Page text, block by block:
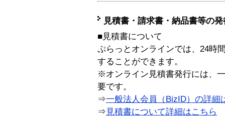
見積書・請求書・納品書等の
■見積書について
ぷらっとオンラインでは、24時
することができます。
※オンライン見積書発行には、
要です。
⇒一般法人会員（BizID）の詳細
⇒ 見積書について詳細はこちら